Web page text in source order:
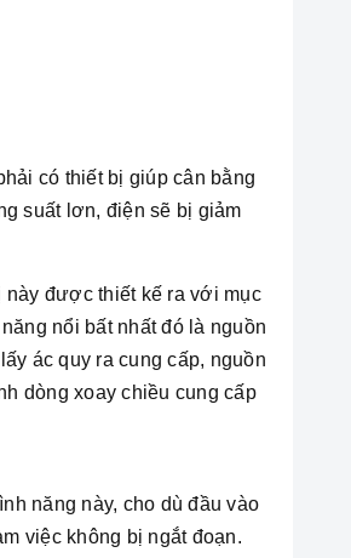
có thiết bị giúp cân bằng
suất lơn, điện sẽ bị giảm
này được thiết kế ra với mục
nổi bất nhất đó là nguồn
ác quy ra cung cấp, nguồn
dòng xoay chiều cung cấp
năng này, cho dù đầu vào
việc không bị ngắt đoạn.